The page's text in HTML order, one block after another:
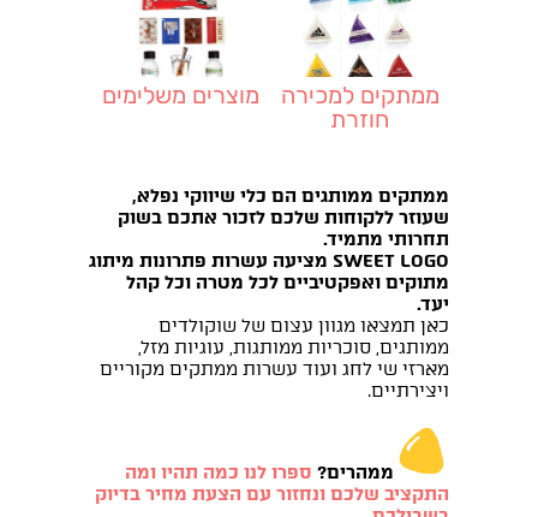
ממתקים למכירה
חוזרת
מוצרים משלימים
ממתקים ממותגים הם כלי שיווקי נפלא,
שעוזר ללקוחות שלכם לזכור אתכם בשוק
תחרותי מתמיד.
SWEET LOGO מציעה עשרות פתרונות מיתוג
מתוקים ואפקטיביים לכל מטרה וכל קהל
יעד.
כאן תמצאו מגוון עצום של שוקולדים
ממותגים, סוכריות ממותגות, עוגיות מזל,
מארזי שי לחג ועוד עשרות ממתקים מקוריים
ויצירתיים.
ממהרים? ספרו לנו כמה תהיו ומה
התקציב שלכם ונחזור עם הצעת מחיר בדיוק